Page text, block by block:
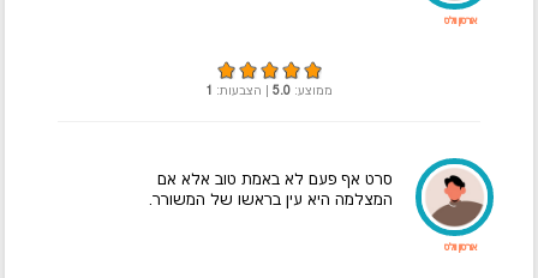
אורסון וולס
ממוצע: 5.0 | הצבעות: 1
אורסון וולס
סרט אף פעם לא באמת טוב אלא אם
המצלמה היא עין בראשו של המשורר.